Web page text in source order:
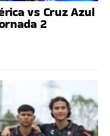
vs Cruz Azul
2